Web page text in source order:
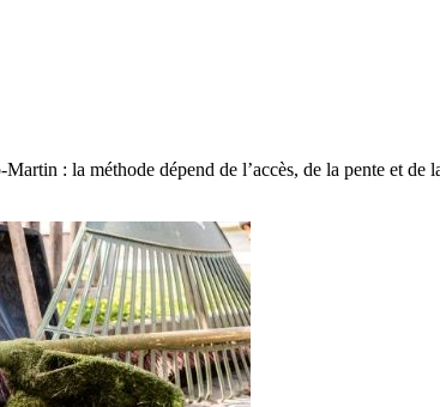
: la méthode dépend de l’accès, de la pente et